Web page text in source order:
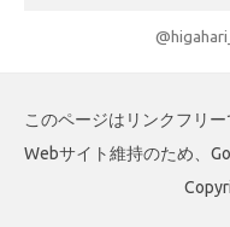
このページはリンクフリー
Webサイト維持のため、